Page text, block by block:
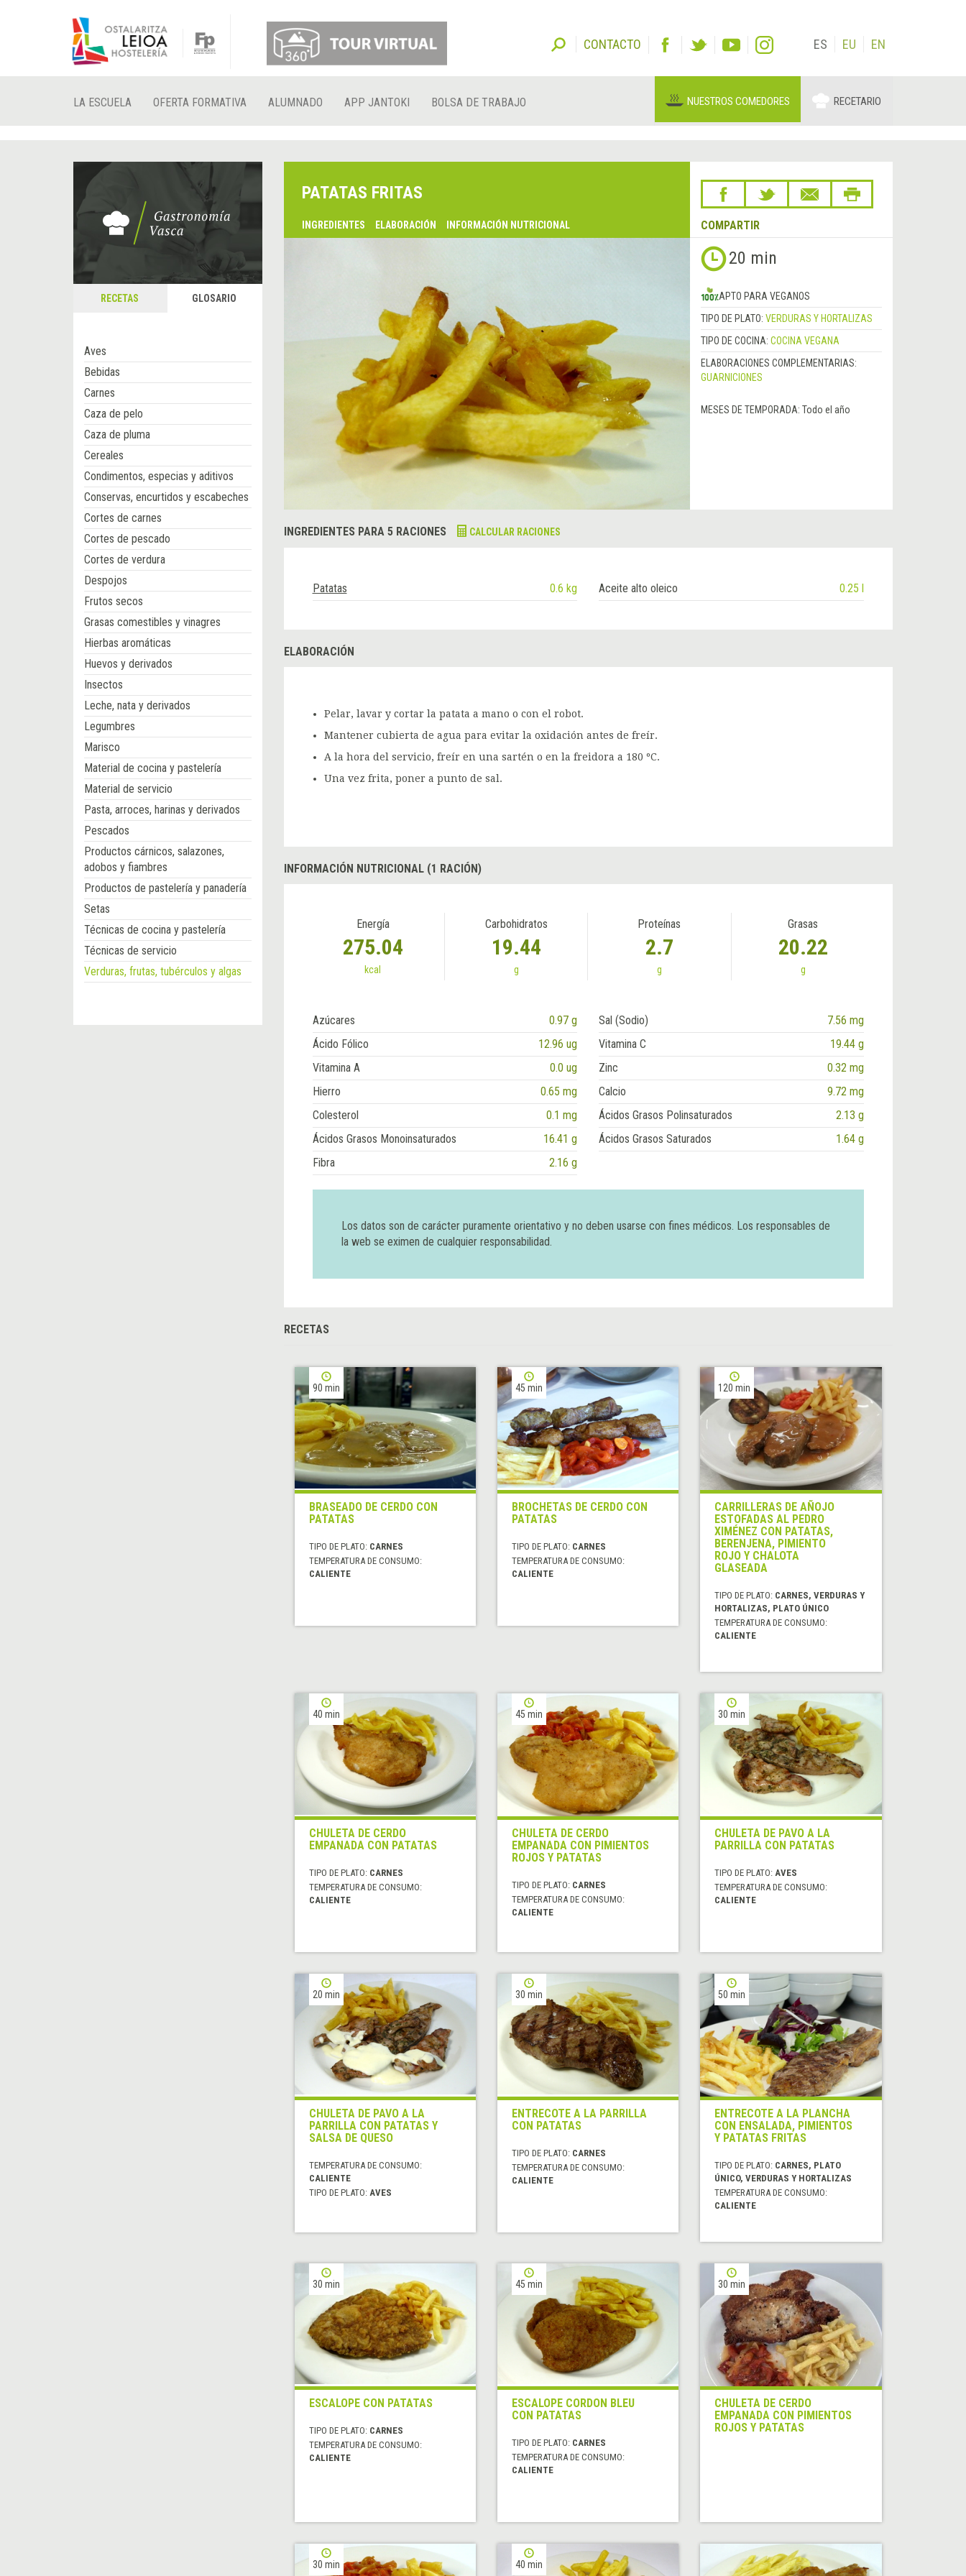
CONTACTO ES EU EN
LA ESCUELA OFERTA FORMATIVA ALUMNADO APP JANTOKI BOLSA DE TRABAJO NUESTROS COMEDORES RECETARIO
RECETAS GLOSARIO
Aves
Bebidas
Carnes
Caza de pelo
Caza de pluma
Cereales
Condimentos, especias y aditivos
Conservas, encurtidos y escabeches
Cortes de carnes
Cortes de pescado
Cortes de verdura
Despojos
Frutos secos
Grasas comestibles y vinagres
Hierbas aromáticas
Huevos y derivados
Insectos
Leche, nata y derivados
Legumbres
Marisco
Material de cocina y pastelería
Material de servicio
Pasta, arroces, harinas y derivados
Pescados
Productos cárnicos, salazones,
adobos y fiambres
Productos de pastelería y panadería
Setas
Técnicas de cocina y pastelería
Técnicas de servicio
Verduras, frutas, tubérculos y algas
PATATAS FRITAS
INGREDIENTES ELABORACIÓN INFORMACIÓN NUTRICIONAL COMPARTIR
20 min
APTO PARA VEGANOS
TIPO DE PLATO: VERDURAS Y HORTALIZAS
TIPO DE COCINA: COCINA VEGANA
ELABORACIONES COMPLEMENTARIAS:
GUARNICIONES
MESES DE TEMPORADA: Todo el año
INGREDIENTES PARA 5 RACIONES CALCULAR RACIONES
Patatas 0.6 kg Aceite alto oleico 0.25 l
ELABORACIÓN
Pelar, lavar y cortar la patata a mano o con el robot.
Mantener cubierta de agua para evitar la oxidación antes de freír.
A la hora del servicio, freír en una sartén o en la freidora a 180 ºC.
Una vez frita, poner a punto de sal.
INFORMACIÓN NUTRICIONAL (1 RACIÓN)
Energía
275.04
kcal
Carbohidratos
19.44
g
Proteínas
2.7
g
Grasas
20.22
g
Azúcares 0.97 g Sal (Sodio)
7.56 mg
Ácido Fólico
12.96 ug Vitamina C
19.44 g
Vitamina A
0.0 ug Zinc
0.32 mg
Hierro
0.65 mg Calcio
9.72 mg
Colesterol
0.1 mg Ácidos Grasos Polinsaturados
2.13 g
Ácidos Grasos Monoinsaturados
16.41 g Ácidos Grasos Saturados
1.64 g
Fibra
2.16 g
Los datos son de carácter puramente orientativo y no deben usarse con fines médicos. Los responsables de
la web se eximen de cualquier responsabilidad.
RECETAS
90 min
BRASEADO DE CERDO CON
PATATAS
TIPO DE PLATO: CARNES
TEMPERATURA DE CONSUMO:
CALIENTE
45 min
BROCHETAS DE CERDO CON
PATATAS
TIPO DE PLATO: CARNES
TEMPERATURA DE CONSUMO:
CALIENTE
120 min
CARRILLERAS DE AÑOJO
ESTOFADAS AL PEDRO
XIMÉNEZ CON PATATAS,
BERENJENA, PIMIENTO
ROJO Y CHALOTA
GLASEADA
TIPO DE PLATO: CARNES, VERDURAS Y
HORTALIZAS, PLATO ÚNICO
TEMPERATURA DE CONSUMO:
CALIENTE
40 min
CHULETA DE CERDO
EMPANADA CON PATATAS
TIPO DE PLATO: CARNES
TEMPERATURA DE CONSUMO:
CALIENTE
45 min
CHULETA DE CERDO
EMPANADA CON PIMIENTOS
ROJOS Y PATATAS
TIPO DE PLATO: CARNES
TEMPERATURA DE CONSUMO:
CALIENTE
30 min
CHULETA DE PAVO A LA
PARRILLA CON PATATAS
TIPO DE PLATO:AVES
TEMPERATURA DE CONSUMO:
CALIENTE
20 min
CHULETA DE PAVO A LA
PARRILLA CON PATATAS Y
SALSA DE QUESO
TEMPERATURA DE CONSUMO:
CALIENTE
TIPO DE PLATO: AVES
30 min
ENTRECOTE A LA PARRILLA
CON PATATAS
TIPO DE PLATO: CARNES
TEMPERATURA DE CONSUMO:
CALIENTE
50 min
ENTRECOTE A LA PLANCHA
CON ENSALADA, PIMIENTOS
Y PATATAS FRITAS
TIPO DE PLATO: CARNES, PLATO
ÚNICO, VERDURAS Y HORTALIZAS
TEMPERATURA DE CONSUMO:
CALIENTE
30 min
ESCALOPE CON PATATAS
TIPO DE PLATO: CARNES
TEMPERATURA DE CONSUMO:
CALIENTE
45 min
ESCALOPE CORDON BLEU
CON PATATAS
TIPO DE PLATO: CARNES
TEMPERATURA DE CONSUMO:
CALIENTE
30 min
CHULETA DE CERDO
EMPANADA CON PIMIENTOS
ROJOS Y PATATAS
30 min 40 min